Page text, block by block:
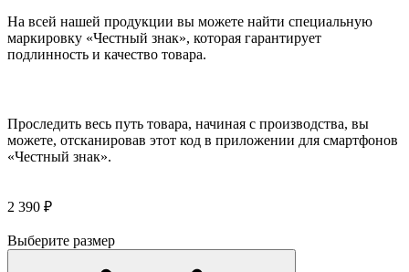
На всей нашей продукции вы можете найти специальную
маркировку «Честный знак», которая гарантирует
подлинность и качество товара.
Проследить весь путь товара, начиная с производства, вы
можете, отсканировав этот код в приложении для смартфонов
«Честный знак».
2 390 ₽
Выберите размер